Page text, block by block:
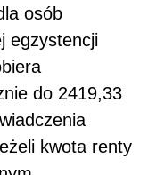
osób
egzystencji
do 2419,33
kwota renty